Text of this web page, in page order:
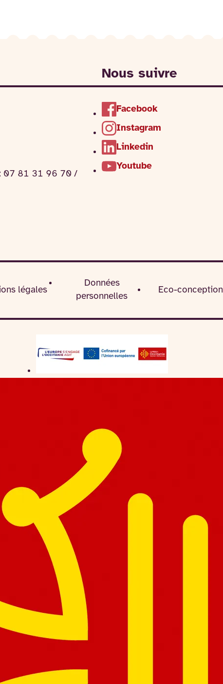
: 07 81 31 96 70 /
Nous suivre
Facebook
Instagram
Linkedin
Youtube
légales
Données
personnelles
Eco-conception